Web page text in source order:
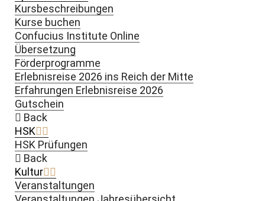
Kursbeschreibungen
Kurse buchen
Confucius Institute Online
Übersetzung
Förderprogramme
Erlebnisreise 2026 ins Reich der Mitte
Erfahrungen Erlebnisreise 2026
Gutschein
Back
HSK
HSK Prüfungen
Back
Kultur
Veranstaltungen